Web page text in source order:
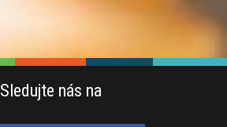
Sledujte nás na